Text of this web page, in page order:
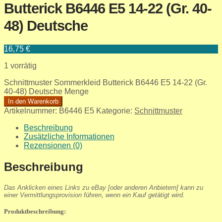
Butterick B6446 E5 14-22 (Gr. 40-
48) Deutsche
16,75 €
1 vorrätig
Schnittmuster Sommerkleid Butterick B6446 E5 14-22 (Gr.
40-48) Deutsche Menge
In den Warenkorb
Artikelnummer: B6446 E5 Kategorie: Schnittmuster
Beschreibung
Zusätzliche Informationen
Rezensionen (0)
Beschreibung
Das Anklicken eines Links zu eBay [oder anderen Anbietern] kann zu
einer Vermittlungsprovision führen, wenn ein Kauf getätigt wird.
Produktbeschreibung: